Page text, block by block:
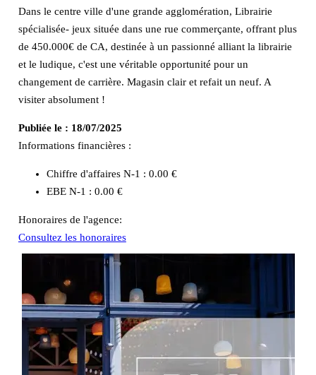
Dans le centre ville d'une grande agglomération, Librairie
spécialisée- jeux située dans une rue commerçante, offrant plus
de 450.000€ de CA, destinée à un passionné alliant la librairie
et le ludique, c'est une véritable opportunité pour un
changement de carrière. Magasin clair et refait un neuf. A
visiter absolument !
Publiée le : 18/07/2025
Informations financières :
Chiffre d'affaires N-1 : 0.00 €
EBE N-1 : 0.00 €
Honoraires de l'agence:
Consultez les honoraires